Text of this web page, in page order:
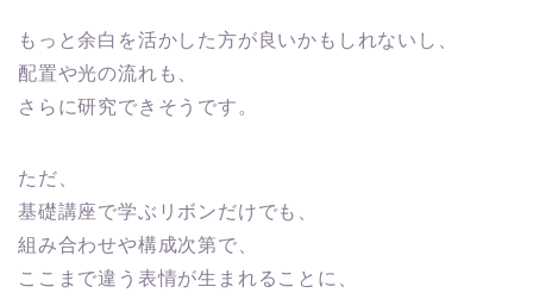
もっと余白を活かした方が良いかもしれないし、
配置や光の流れも、
さらに研究できそうです。
ただ、
基礎講座で学ぶリボンだけでも、
組み合わせや構成次第で、
ここまで違う表情が生まれることに、